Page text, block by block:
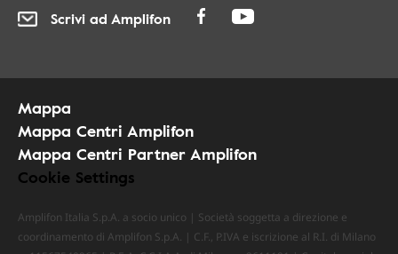
Scrivi ad Amplifon
Mappa
Mappa Centri Amplifon
Mappa Centri Partner Amplifon
Cookie Settings
Amplifon Italia S.p.A. a socio unico | Società soggetta a direzione e
coordinamento di Amplifon S.p.A. | C.F., P.IVA e iscrizione al R.I. di Milano